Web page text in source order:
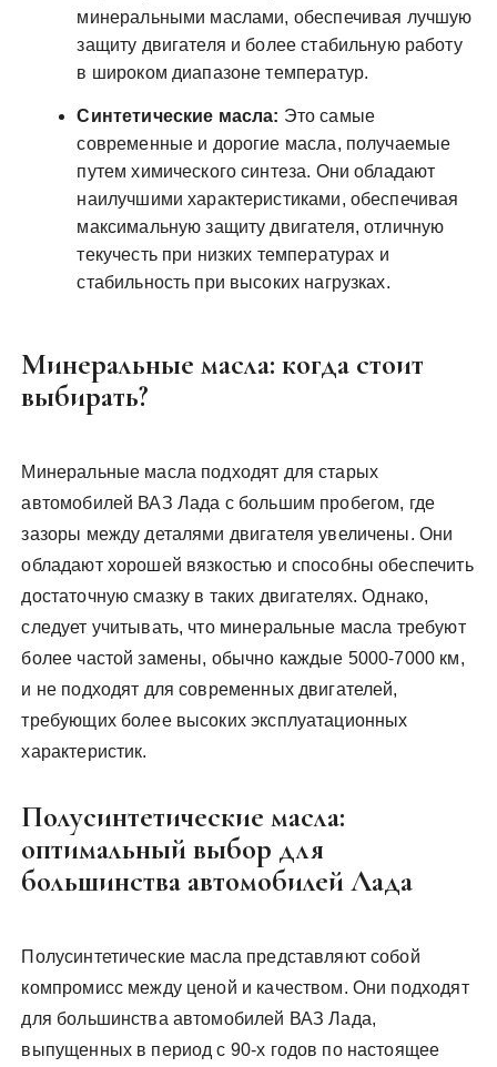
минеральными маслами, обеспечивая лучшую
защиту двигателя и более стабильную работу
в широком диапазоне температур.
Синтетические масла: Это самые
современные и дорогие масла, получаемые
путем химического синтеза. Они обладают
наилучшими характеристиками, обеспечивая
максимальную защиту двигателя, отличную
текучесть при низких температурах и
стабильность при высоких нагрузках.
Минеральные масла: когда стоит
выбирать?
Минеральные масла подходят для старых
автомобилей ВАЗ Лада с большим пробегом, где
зазоры между деталями двигателя увеличены. Они
обладают хорошей вязкостью и способны обеспечить
достаточную смазку в таких двигателях. Однако,
следует учитывать, что минеральные масла требуют
более частой замены, обычно каждые 5000-7000 км,
и не подходят для современных двигателей,
требующих более высоких эксплуатационных
характеристик.
Полусинтетические масла:
оптимальный выбор для
большинства автомобилей Лада
Полусинтетические масла представляют собой
компромисс между ценой и качеством. Они подходят
для большинства автомобилей ВАЗ Лада,
выпущенных в период с 90-х годов по настоящее